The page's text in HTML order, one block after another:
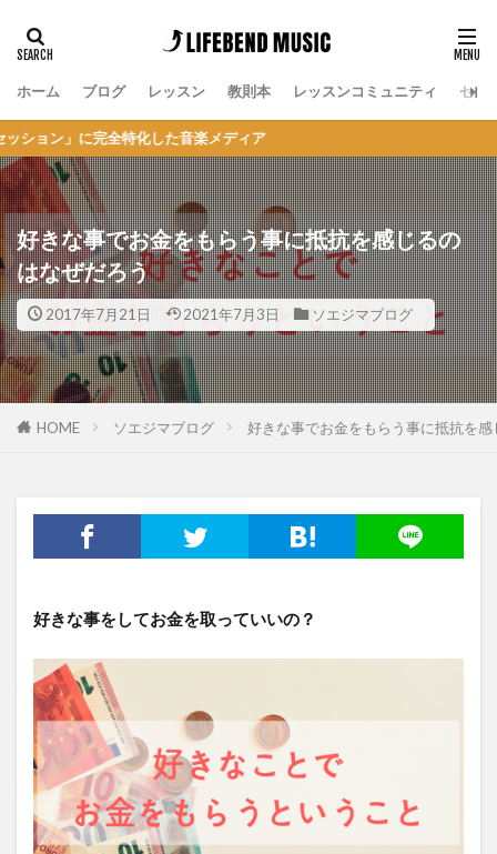
ホーム ブログ レッスン 教則本 レッスンコミュニティ セッ
完全特化した音楽メディア
好きな事でお金をもらう事に抵抗を感じるの
はなぜだろう
2017年7月21日 2021年7月3日 ソエジマブログ
HOME ソエジマブログ 好きな事でお金をもらう事に抵抗を
好きな事をしてお金を取っていいの？